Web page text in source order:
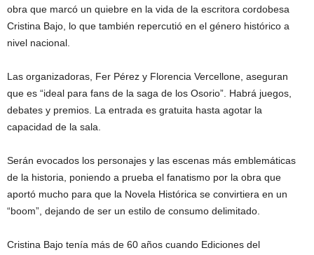
obra que marcó un quiebre en la vida de la escritora cordobesa
Cristina Bajo, lo que también repercutió en el género histórico a
nivel nacional.
Las organizadoras, Fer Pérez y Florencia Vercellone, aseguran
que es “ideal para fans de la saga de los Osorio”. Habrá juegos,
debates y premios. La entrada es gratuita hasta agotar la
capacidad de la sala.
Serán evocados los personajes y las escenas más emblemáticas
de la historia, poniendo a prueba el fanatismo por la obra que
aportó mucho para que la Novela Histórica se convirtiera en un
“boom”, dejando de ser un estilo de consumo delimitado.
Cristina Bajo tenía más de 60 años cuando Ediciones del